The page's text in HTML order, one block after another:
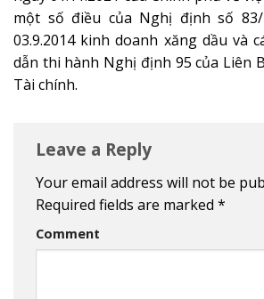
một số điều của Nghị định số 83/
03.9.2014 kinh doanh xăng dầu và
dẫn thi hành Nghị định 95 của Liên
Tài chính.
Leave a Reply
Your email address will not be
Required fields are marked *
Comment